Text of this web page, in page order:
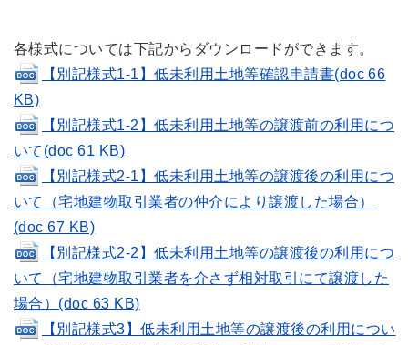
各様式については下記からダウンロードができます。
【別記様式1-1】低未利用土地等確認申請書(doc 66
KB)
【別記様式1-2】低未利用土地等の譲渡前の利用につ
いて(doc 61 KB)
【別記様式2-1】低未利用土地等の譲渡後の利用につ
いて（宅地建物取引業者の仲介により譲渡した場合）
(doc 67 KB)
【別記様式2-2】低未利用土地等の譲渡後の利用につ
いて（宅地建物取引業者を介さず相対取引にて譲渡した
場合）(doc 63 KB)
【別記様式3】低未利用土地等の譲渡後の利用につい